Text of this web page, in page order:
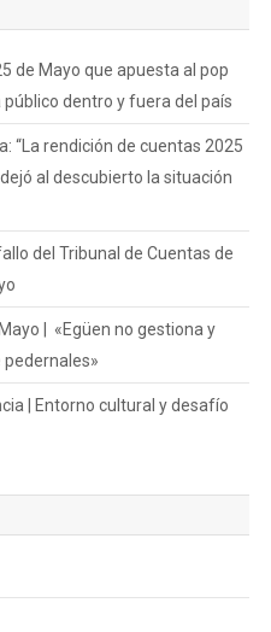
de Mayo que apuesta al pop
dentro y fuera del país
“La rendición de cuentas 2025
al descubierto la situación
del Tribunal de Cuentas de
| «Egüen no gestiona y
| Entorno cultural y desafío